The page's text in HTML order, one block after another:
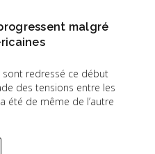
malgré
sont redressé ce début
des tensions entre les
été de même de l’autre